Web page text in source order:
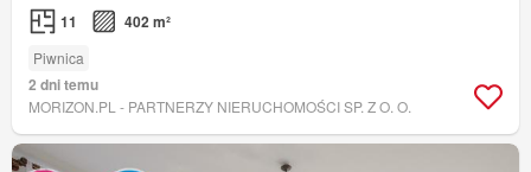
11 402 m²
Piwnica
2 dni temu
MORIZON.PL - PARTNERZY NIERUCHOMOŚCI SP. Z O. O.